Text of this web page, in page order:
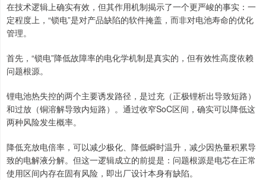
在技术逻辑上确实有效，但其作用机制揭示了一个更严峻的事实：一
定程度上，“锁电”是对产品缺陷的软件掩盖，而非对电池寿命的优化
管理。
首先，“锁电”降低故障率的电化学机制是真实的，但有效性高度依赖
问题根源。
锂电池热失控的两个主要诱发路径，是过充（正极锂析出导致短路）
和过放（铜溶解导致内短路）。通过收窄SoC区间，确实可以降低这
两种风险发生概率。
降低充放电倍率，可以减少极化、降低瞬时温升，减少因热量积累导
致的电解液分解。但这一逻辑成立的前提是：问题根源是电芯在正常
使用区间内存在固有风险，即出厂设计本身有缺陷。